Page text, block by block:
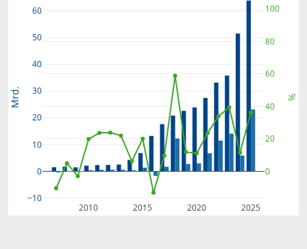
2010 2015 2020 2025
−10
0
10
20
30
40
50
60
0
20
40
60
80
100
Mrd. %